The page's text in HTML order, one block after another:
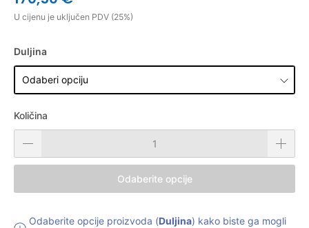
U cijenu je uključen PDV (25%)
Duljina
Količina
Odaberite opcije
Odaberite opcije proizvoda (Duljina) kako biste ga mogli